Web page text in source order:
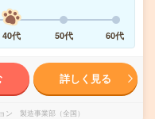
40代 50代 60代
詳しく見る
ン 製造事業部（全国）